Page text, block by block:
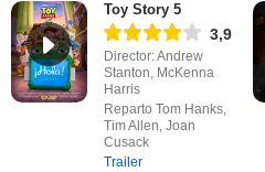
Toy Story 5
3,9
Director: Andrew
Stanton, McKenna
Harris
Reparto Tom Hanks,
Tim Allen, Joan
Cusack
Trailer